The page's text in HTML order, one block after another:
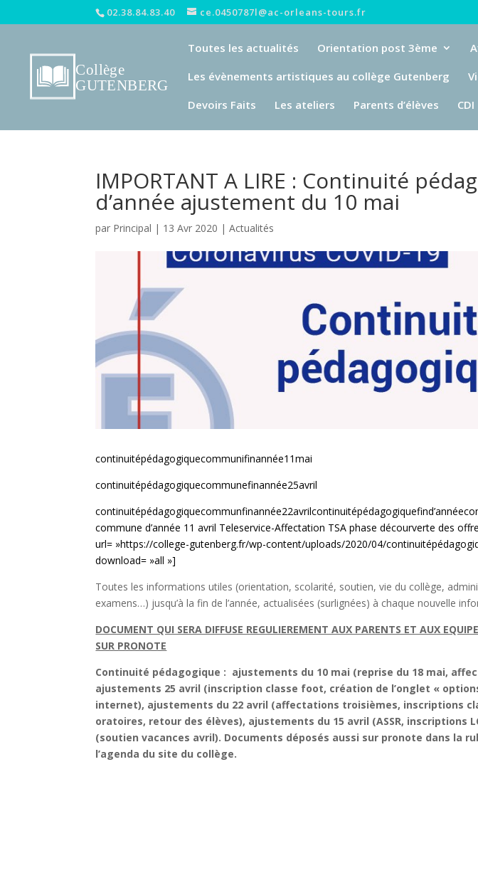
02.38.84.83.40 ce.0450787l@ac-orleans-tours.fr
Toutes les actualités Orientation post 3ème
Les évènements artistiques au collège Gutenberg
Devoirs Faits
Les ateliers Parents d’élèves CDI
IMPORTANT A LIRE : Continuité
d’année ajustement du 10 mai
par Principal | 13 Avr 2020 |Actualités
continuitépédagogiquecommunifinannée11mai
continuitépédagogiquecommunefinannée25avril
continuitépédagogiquecommunfinannée22avril
commune d’année 11 avril Teleservice-Affectation TSA phase décourverte des
url= »https://college-gutenberg.fr/wp-content/uploads/2020/04/
download= »all »]
Toutes les informations utiles (orientation, scolarité, soutien, vie du collège,
examens…) jusqu’à la fin de l’année, actualisées (surlignées) à chaque nouvelle
DOCUMENT QUI SERA DIFFUSE REGULIEREMENT AUX PARENTS ET AUX
SUR PRONOTE
Continuité pédagogique : ajustements du 10 mai (reprise du 18 mai,
ajustements 25 avril (inscription classe foot, création de l’onglet «
internet), ajustements du 22 avril (affectations troisièmes, inscriptions
oratoires, retour des élèves), ajustements du 15 avril (ASSR, inscriptions
(soutien vacances avril). Documents déposés aussi sur pronote dans la
l’agenda du site du collège.